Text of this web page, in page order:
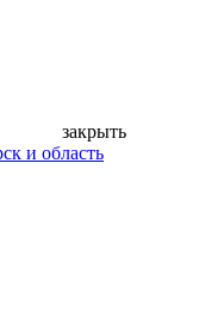
закрыть
и область